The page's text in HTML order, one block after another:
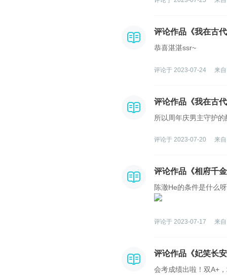
评论作品《我在古
恭喜湛湛ssr~
评论于 2023-07-24 来
评论作品《我在古
所以周年庆男主守护
评论于 2023-07-20 来
评论作品《相府千
陈澈He的条件是什么
评论于 2023-07-17 来
评论作品《妃笑长
会考成绩出啦！双A+